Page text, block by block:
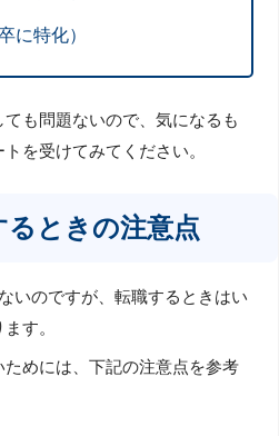
に特化）
も問題ないので、気になるも
を受けてみてください。
るときの注意点
いのですが、転職するときはい
す。
めには、下記の注意点を参考